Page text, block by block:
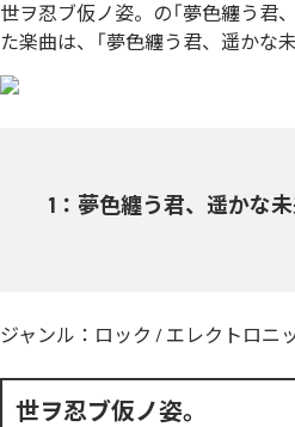
世ヲ忍ブ仮ノ姿。の「夢色纏う君
た楽曲は、「夢色纏う君、遥かな
1 ： 夢色纏う君、遥かな
ジャンル： ロック / エレクトロニ
世ヲ忍ブ仮ノ姿。